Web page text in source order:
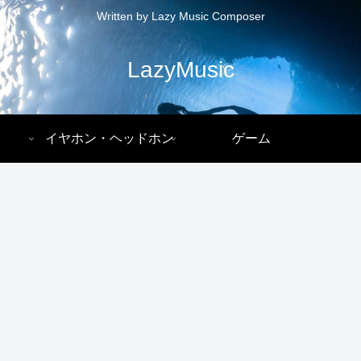
Written by Lazy Music Composer
LazyMusic
イヤホン・ヘッドホン ゲーム